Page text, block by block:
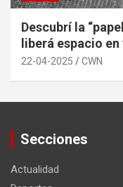
Descubrí la
liberá espacio
22-04-2025 CWN
Secciones
Actualidad